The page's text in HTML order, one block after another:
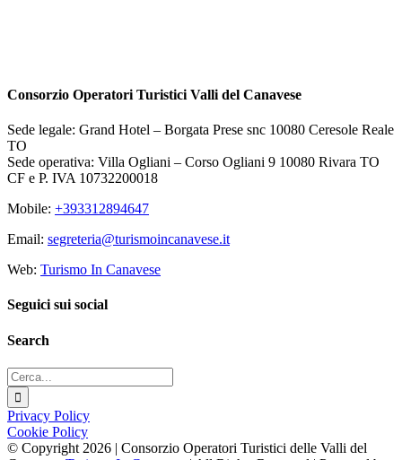
Consorzio Operatori Turistici Valli del Canavese
Sede legale: Grand Hotel – Borgata Prese snc 10080 Ceresole Reale
TO
Sede operativa: Villa Ogliani – Corso Ogliani 9 10080 Rivara TO
CF e P. IVA 10732200018
Mobile: +393312894647
Email: segreteria@turismoincanavese.it
Web: Turismo In Canavese
Seguici sui social
Search
Privacy Policy
Cookie Policy
© Copyright 2026 | Consorzio Operatori Turistici delle Valli del